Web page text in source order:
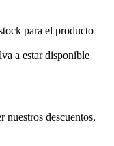
para el producto
a estar disponible
nuestros descuentos,